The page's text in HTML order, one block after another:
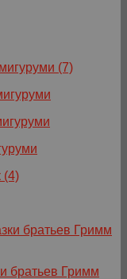
братьев Гримм